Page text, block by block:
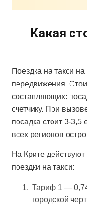
Какая
Поездка на такси
передвижения.
составляющих:
счетчику. При
посадка стоит 3-
всех регионов
На Крите действуют
поездки на такси:
Тариф 1 —
городской